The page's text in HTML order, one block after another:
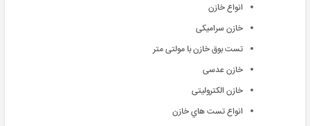
انواع خازن
خازن سرامیکی
تست بوق خازن با مولتی متر
خازن عدسی
خازن الکترولیتی
انواع تست هاي خازن